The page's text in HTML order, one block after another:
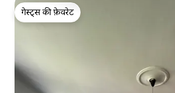
गेस्ट्स की फ़ेवरेट
गेस्ट्स की फ़ेवरेट